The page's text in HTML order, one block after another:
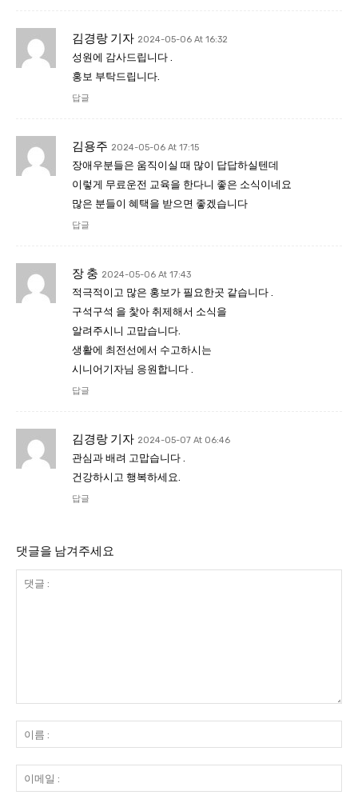
김경랑 기자 2024-05-06 At 16:32
성원에 감사드립니다 .
홍보 부탁드립니다.
답글
김용주 2024-05-06 At 17:15
장애우분들은 움직이실 때 많이 답답하실텐데
이렇게 무료운전 교육을 한다니 좋은 소식이네요
많은 분들이 혜택을 받으면 좋겠습니다
답글
장 충 2024-05-06 At 17:43
적극적이고 많은 홍보가 필요한곳 같습니다 .
구석구석 을 찿아 취제해서 소식을
알려주시니 고맙습니다.
생활에 최전선에서 수고하시는
시니어기자님 응원합니다 .
답글
김경랑 기자 2024-05-07 At 06:46
관심과 배려 고맙습니다 .
건강하시고 행복하세요.
답글
댓글을 남겨주세요
:
름
:
메